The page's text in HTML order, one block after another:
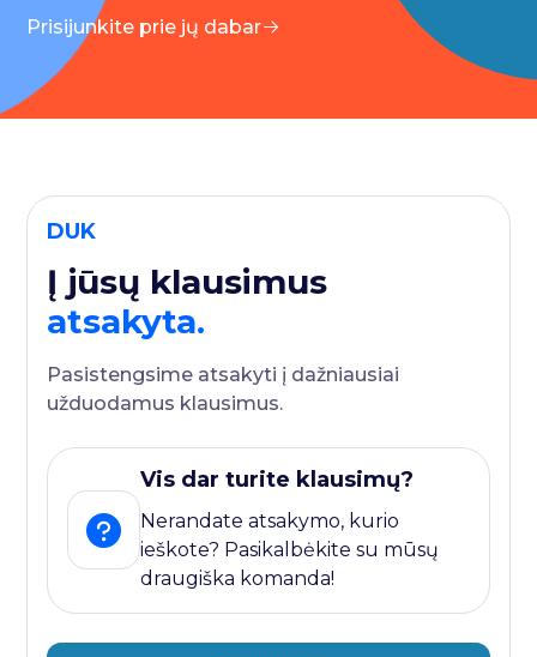
Prisijunkite prie jų dabar
DUK
Į jūsų klausimus
atsakyta.
Pasistengsime atsakyti į dažniausiai
užduodamus klausimus.
Vis dar turite klausimų?
Nerandate atsakymo, kurio
ieškote? Pasikalbėkite su mūsų
draugiška komanda!